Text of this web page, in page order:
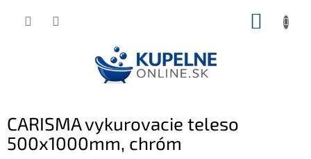
CARISMA vykurovacie teleso
500x1000mm, chróm